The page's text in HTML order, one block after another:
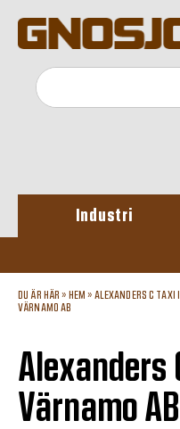
Industri
DU ÄR HÄR » HEM » ALEXANDERS C TAXI I
VÄRNAMO AB
Alexanders
Värnamo AB